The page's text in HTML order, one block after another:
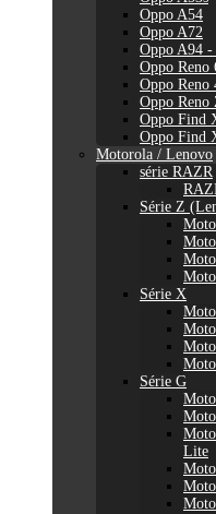
Oppo A54
Oppo A72
Oppo A94 -
Oppo Reno
Oppo Reno
Oppo Reno
Oppo Find
Oppo Find
Motorola / Lenovo
série RAZR
Série Z
Série X
Série G
Lite